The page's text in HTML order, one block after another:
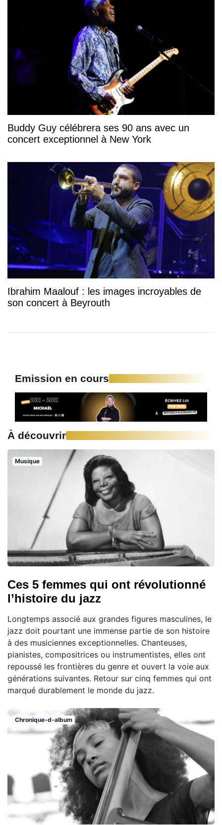
Buddy Guy célébrera ses 90 ans avec un
concert exceptionnel à New York
Ibrahim Maalouf : les images incroyables de
son concert à Beyrouth
Emission en cours
À découvrir
Musique
Ces 5 femmes qui ont révolutionné
l’histoire du jazz
Longtemps associé aux grandes figures masculines, le
jazz doit pourtant une immense partie de son histoire
à des musiciennes exceptionnelles. Chanteuses,
pianistes, compositrices ou instrumentistes, elles ont
repoussé les frontières du genre et ouvert la voie aux
générations suivantes. Retour sur cinq femmes qui ont
marqué durablement le monde du jazz.
Chronique-d-album